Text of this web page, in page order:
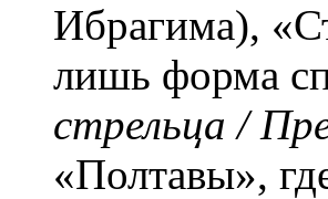
Ибрагима),
лишь форма
стрельца /
«Полтавы»,